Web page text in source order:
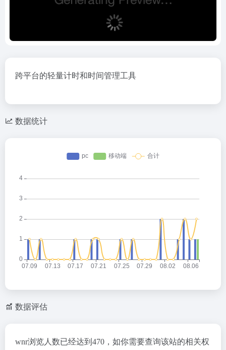
跨平台的轻量计时和时间管理工具
数据统计
数据评估
wnr浏览人数已经达到470，如你需要查询该站的相关权